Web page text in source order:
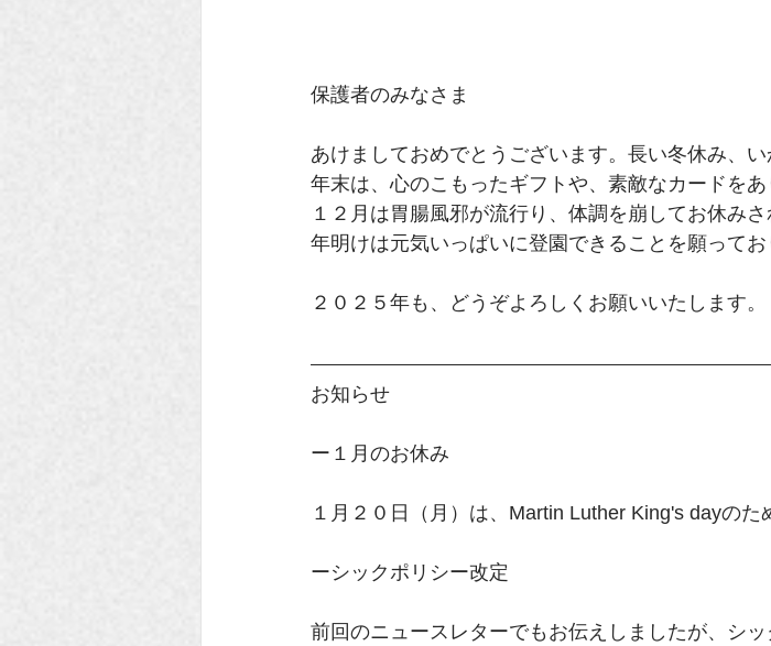
保護者のみなさま
あけましておめでとうございます。長い冬休み、
年末は、心のこもったギフトや、素敵なカードをあ
１２月は胃腸風邪が流行り、体調を崩してお休み
年明けは元気いっぱいに登園できることを願ってお
２０２５年も、どうぞよろしくお願いいたします。
お知らせ
ー１月のお休み
１月２０日（月）は、Martin Luther King's dayのた
ーシックポリシー改定
前回のニュースレターでもお伝えしましたが、シッ